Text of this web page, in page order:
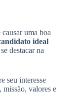
uma boa
ideal
destacar na
seu interesse
missão, valores e